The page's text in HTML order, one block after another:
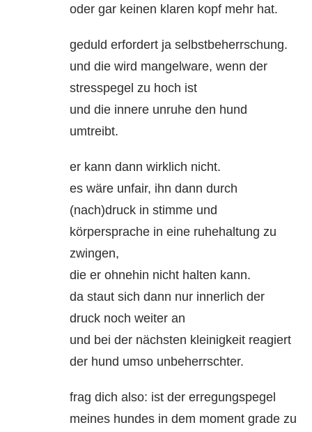
oder gar keinen klaren kopf mehr hat.
geduld erfordert ja selbstbeherrschung.
und die wird mangelware, wenn der
stresspegel zu hoch ist
und die innere unruhe den hund
umtreibt.
er kann dann wirklich nicht.
es wäre unfair, ihn dann durch
(nach)druck in stimme und
körpersprache in eine ruhehaltung zu
zwingen,
die er ohnehin nicht halten kann.
da staut sich dann nur innerlich der
druck noch weiter an
und bei der nächsten kleinigkeit reagiert
der hund umso unbeherrschter.
frag dich also: ist der erregungspegel
meines hundes in dem moment grade zu